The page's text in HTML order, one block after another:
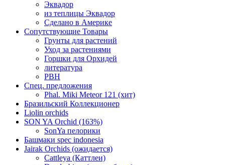
Эквадор
из теплицы Эквадор
Сделано в Америке
Сопутствующие Товары
Грунты для растений
Уход за растениями
Горшки для Орхидей
литература
РВН
Спец. предложения
Phal. Miki Meteor 121 (хит)
Бразильский Коллекционер
Liolin orchids
SON YA Orchid (163%)
SonYa пелорики
Башмаки spec indonesia
Jairak Orchids (ожидается)
Cattleya (Каттлеи)